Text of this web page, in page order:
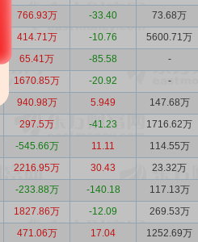
766.93万 -33.40 73.68万
414.71万 -10.76 5600.71万
65.41万 -85.58 -
1670.85万 -20.92 -
940.98万 5.949 147.68万
297.5万 -41.23 1716.62万
-545.66万 11.11 114.55万
2216.95万 30.43 23.32万
-233.88万 -140.18 117.13万
1827.86万 -12.09 269.53万
471.06万 17.04 1252.69万